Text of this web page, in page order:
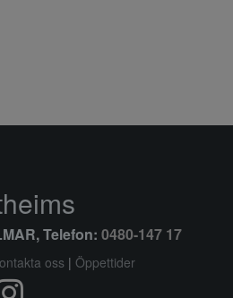
Telefon: 0480-147 17
oss | Öppettider